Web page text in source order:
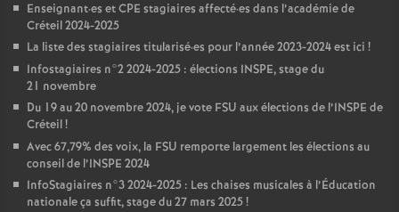
Enseignant·es etCPE stagiaires affecté·es dans l’académie de
Créteil 2024-2025
La liste des stagiaires titularisé·es pour l’année 2023-2024 est ici !
Infostagiaires n°2 2024-2025 : élections INSPE, stage du
21 novembre
Du 19 au 20 novembre 2024, je vote FSU aux élections de l’INSPE de
Créteil!
Avec 67,79% des voix, la FSU remporte largement les élections au
conseil de l’INSPE 2024
InfoStagiaires n°3 2024-2025 : Les chaises musicales à l’Éducation
nationale ça suffit, stage du 27 mars 2025!